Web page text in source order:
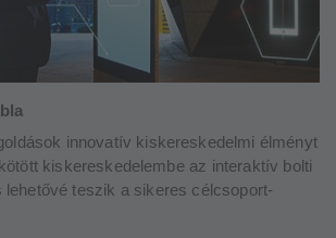
innovatív kiskereskedelmi élményt
kiskereskedelembe az interaktív bolti
lehetővé teszik a sikeres célcsoport-